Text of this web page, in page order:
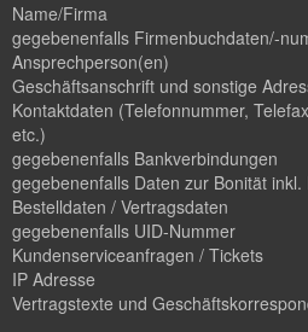
Name/Firma
gegebenenfalls Firmenbuchdaten/-
Ansprechperson(en)
Geschäftsanschrift und sonstige
Kontaktdaten (Telefonnummer,
etc.)
gegebenenfalls Bankverbindungen
gegebenenfalls Daten zur Bonität
Bestelldaten / Vertragsdaten
gegebenenfalls UID-Nummer
Kundenserviceanfragen / Tickets
IP Adresse
Vertragstexte und